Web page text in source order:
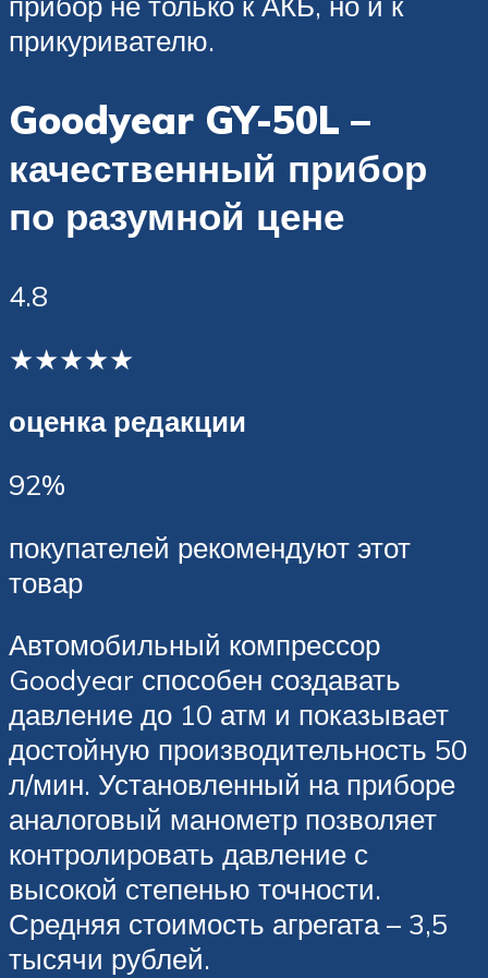
прикуривателю.
Goodyear GY-50L –
качественный прибор
по разумной цене
4.8
★★★★★
оценка редакции
92%
покупателей рекомендуют этот
товар
Автомобильный компрессор
Goodyear способен создавать
давление до 10 атм и показывает
достойную производительность 50
л/мин. Установленный на приборе
аналоговый манометр позволяет
контролировать давление с
высокой степенью точности.
Средняя стоимость агрегата – 3,5
тысячи рублей.